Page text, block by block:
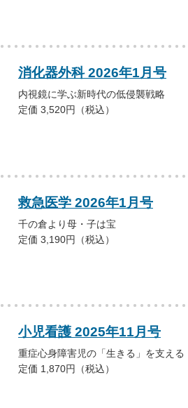
消化器外科 2026年1月号
内視鏡に学ぶ新時代の低侵襲戦略
定価 3,520円（税込）
救急医学 2026年1月号
千の倉より母・子は宝
定価 3,190円（税込）
小児看護 2025年11月号
重症心身障害児の「生きる」を支える
定価 1,870円（税込）